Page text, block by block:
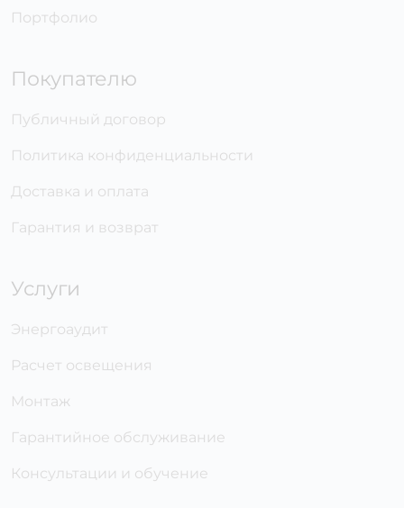
Портфолио
Покупателю
Публичный договор
Политика конфиденциальности
Доставка и оплата
Гарантия и возврат
Услуги
Энергоаудит
Расчет освещения
Монтаж
Гарантийное обслуживание
Консультации и обучение